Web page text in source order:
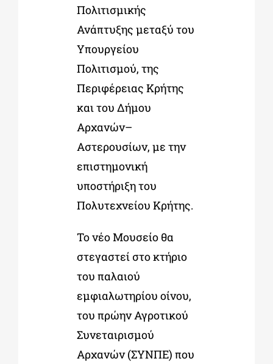
Πολιτισμικής
Ανάπτυξης μεταξύ του
Υπουργείου
Πολιτισμού, της
Περιφέρειας Κρήτης
και του Δήμου
Αρχανών–
Αστερουσίων, με την
επιστημονική
υποστήριξη του
Πολυτεχνείου Κρήτης.
Το νέο Μουσείο θα
στεγαστεί στο κτήριο
του παλαιού
εμφιαλωτηρίου οίνου,
του πρώην Αγροτικού
Συνεταιρισμού
Αρχανών (ΣΥΝΠΕ) που